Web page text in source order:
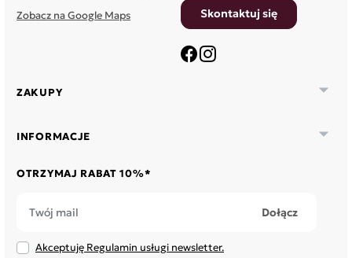
Zobacz na Google Maps
ZAKUPY 
INFORMACJE 
OTRZYMAJ RABAT 10%*
Akceptuję Regulamin usługi newsletter.
Skontaktuj się